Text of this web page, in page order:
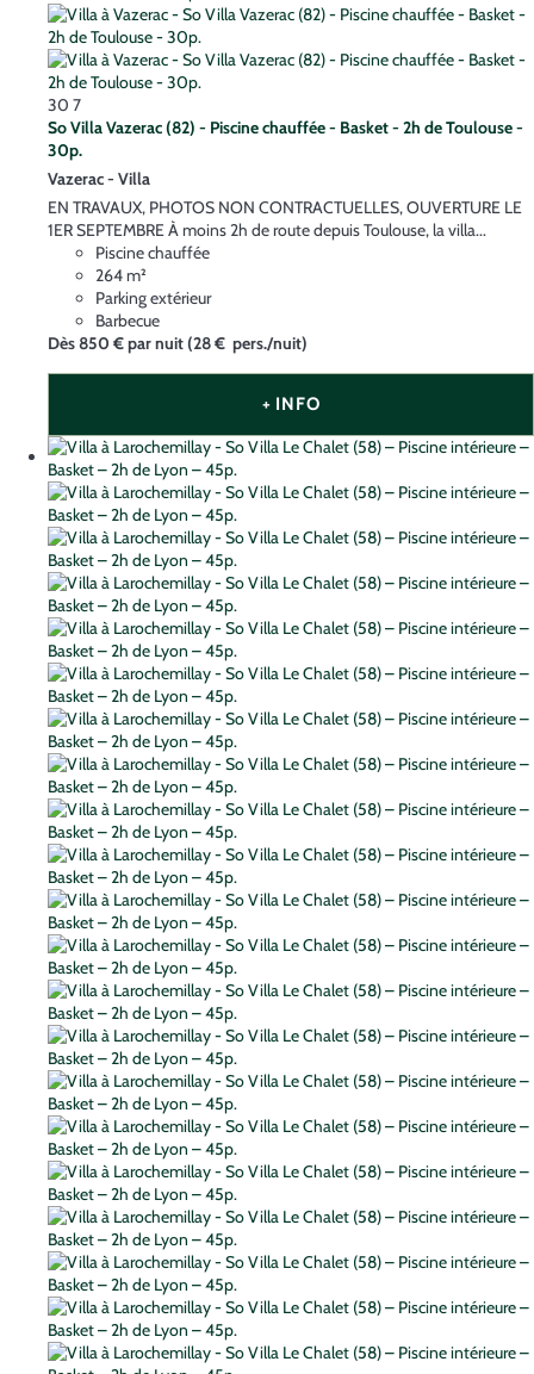
30 7
So Villa Vazerac (82) - Piscine chauffée - Basket - 2h de Toulouse -
30p.
Vazerac - Villa
EN TRAVAUX, PHOTOS NON CONTRACTUELLES, OUVERTURE LE
1ER SEPTEMBRE À moins 2h de route depuis Toulouse, la villa...
Piscine chauffée
264 m²
Parking extérieur
Barbecue
Dès850 €par nuit(28 € pers./nuit)
+ INFO